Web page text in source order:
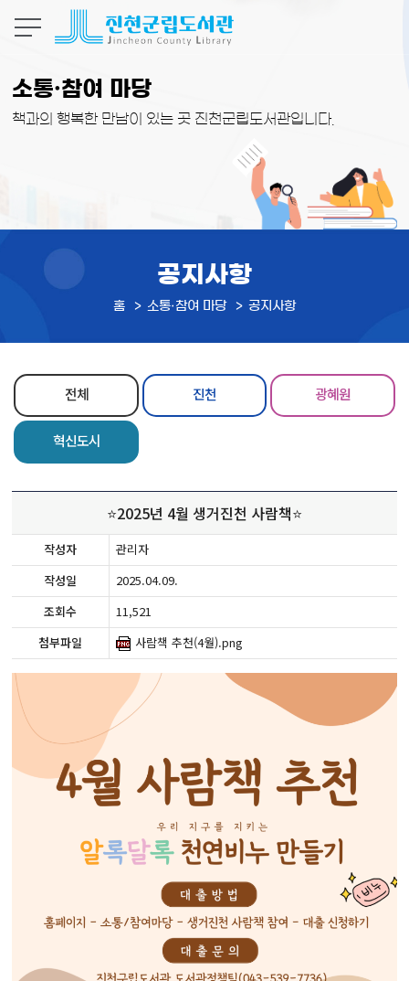
소통·참여 마당
책과의 행복한 만남이 있는 곳 진천군립도서관입니다.
공지사항
홈 소통·참여 마당 공지사항
전체 진천 광혜원
혁신도시
⭐2025년 4월 생거진천 사람책⭐
작성자
관리자
작성일
2025.04.09.
조회수
11,521
첨부파일
사람책 추천(4월).png